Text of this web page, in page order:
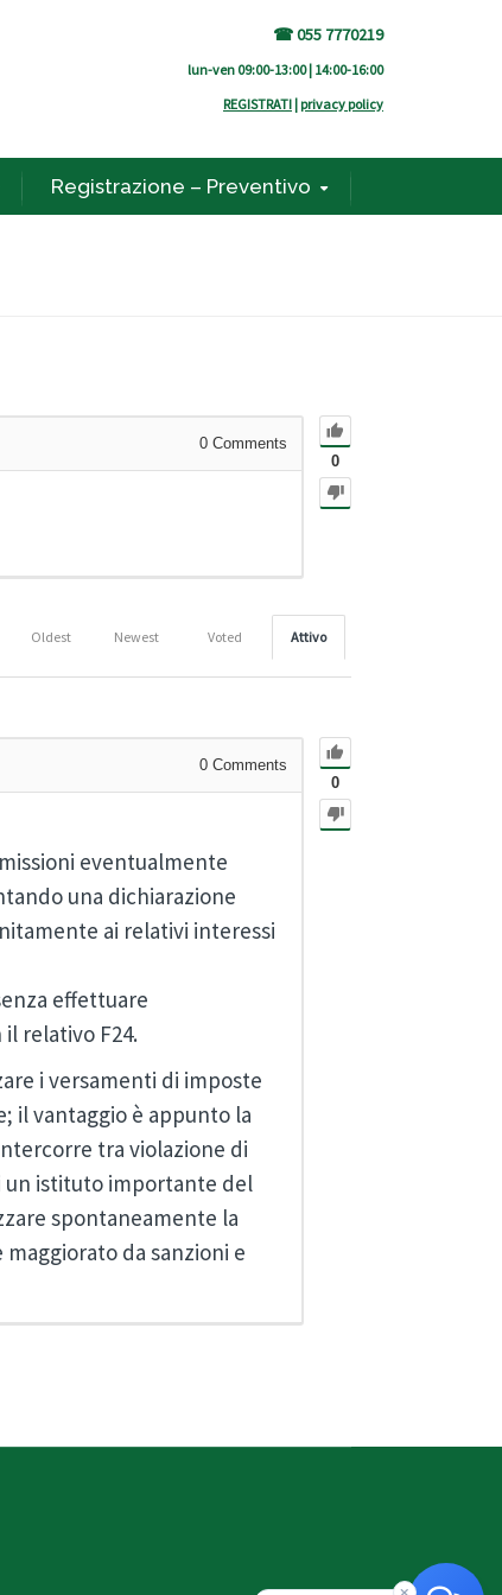
☎ 055 7770219
lun-ven 09:00-13:00 | 14:00-16:00
REGISTRATI | privacy policy
Registrazione – Preventivo
0
0 Comments
Attivo
Voted
Newest
Oldest
0
0 Comments
eventualmente
una dichiarazione
ai relativi interessi
effettuare
relativo F24.
i versamenti di imposte
il vantaggio è appunto la
tra violazione di
un istituto importante del
spontaneamente la
da sanzioni e